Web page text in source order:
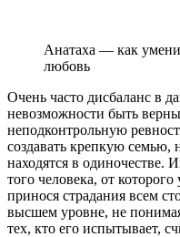
Анатаха — как
любовь
Очень часто дисбаланс в
невозможности быть
неподконтрольную
создавать крепкую семью,
находятся в одиночестве.
того человека, от
принося страдания всем
высшем уровне, не
тех, кто его испытывает,